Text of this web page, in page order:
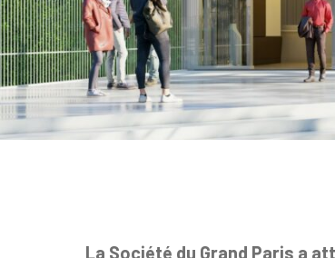
La Société du Grand Paris a